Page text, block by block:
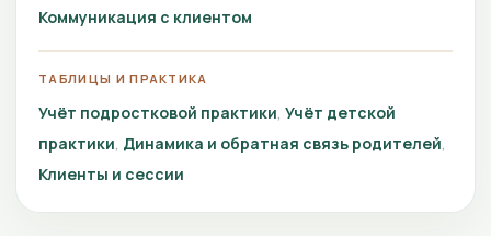
Коммуникация с клиентом
ТАБЛИЦЫ И ПРАКТИКА
Учёт подростковой практики Учёт детской
практики Динамика и обратная связь родителей
Клиенты и сессии